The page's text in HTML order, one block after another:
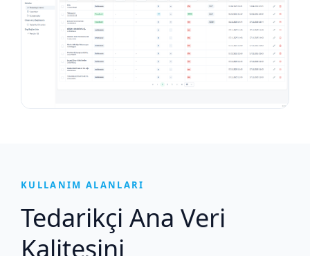
KULLANIM ALANLARI
Tedarikçi Ana Veri
Kalitesini